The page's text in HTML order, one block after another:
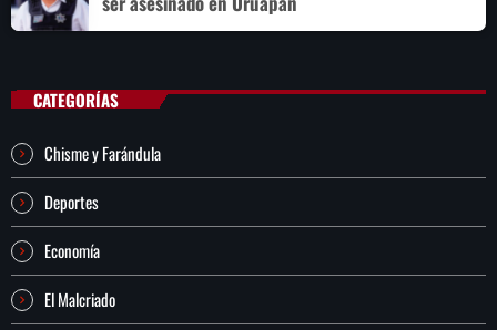
CATEGORÍAS
Chisme y Farándula
Deportes
Economía
El Malcriado